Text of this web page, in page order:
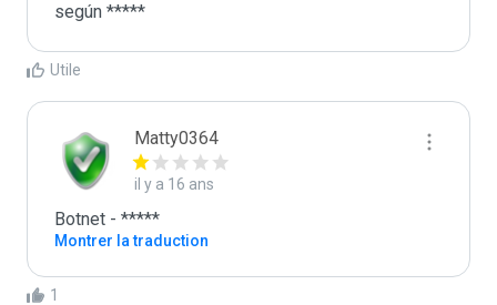
según *****
Utile
Matty0364
il y a 16 ans
Botnet - *****
Montrer la traduction
1